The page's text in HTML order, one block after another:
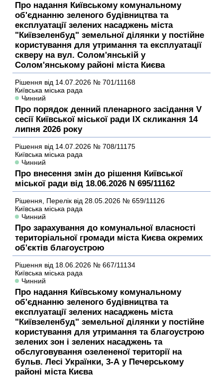
Про надання Київському комунальному
об'єднанню зеленого будівництва та
експлуатації зелених насаджень міста
"Київзеленбуд" земельної ділянки у постійне
користування для утримання та експлуатації
скверу на вул. Солом'янській у
Солом'янському районі міста Києва
Рішення від 14.07.2026 № 701/11168
Київська міська рада
Чинний
Про порядок денний пленарного засідання V
сесії Київської міської ради IX скликання 14
липня 2026 року
Рішення від 14.07.2026 № 708/11175
Київська міська рада
Чинний
Про внесення змін до рішення Київської
міської ради від 18.06.2026 N 695/11162
Рішення, Перелік від 28.05.2026 № 659/11126
Київська міська рада
Чинний
Про зарахування до комунальної власності
територіальної громади міста Києва окремих
об'єктів благоустрою
Рішення від 18.06.2026 № 667/11134
Київська міська рада
Чинний
Про надання Київському комунальному
об'єднанню зеленого будівництва та
експлуатації зелених насаджень міста
"Київзеленбуд" земельної ділянки у постійне
користування для утримання та благоустрою
зелених зон і зелених насаджень та
обслуговування озелененої території на
бульв. Лесі Українки, 3-А у Печерському
районі міста Києва